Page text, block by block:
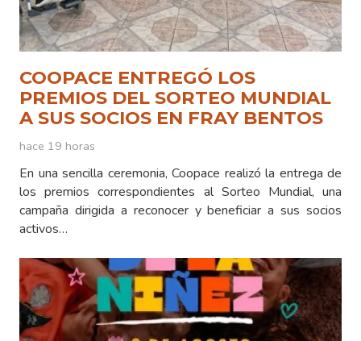
COOPACE ENTREGÓ LOS
PREMIOS DEL SORTEO MUNDIAL
A SUS SOCIOS EN FRAY BENTOS
hace 19 horas
En una sencilla ceremonia, Coopace realizó la entrega de
los premios correspondientes al Sorteo Mundial, una
campaña dirigida a reconocer y beneficiar a sus socios
activos…